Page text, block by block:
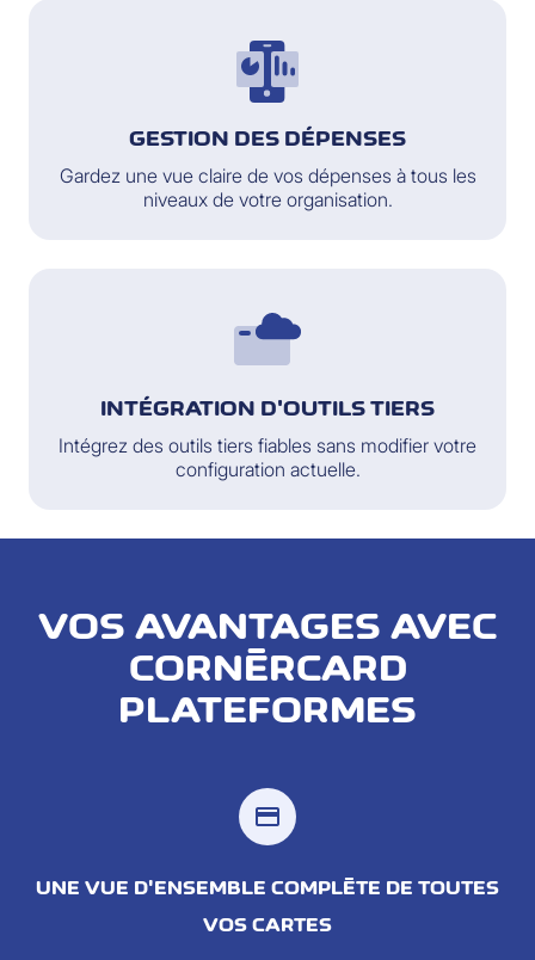
GESTION DES DÉPENSES
Gardez une vue claire de vos dépenses à tous les
niveaux de votre organisation.
INTÉGRATION D'OUTILS TIERS
Intégrez des outils tiers fiables sans modifier votre
configuration actuelle.
VOS AVANTAGES AVEC
CORNÈRCARD
PLATEFORMES
credit_card
UNE VUE D'ENSEMBLE COMPLÈTE DE TOUTES
VOS CARTES